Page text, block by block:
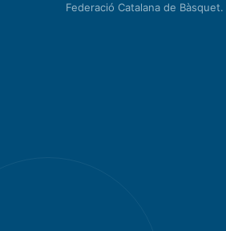
Federació Catalana de Bàsquet.